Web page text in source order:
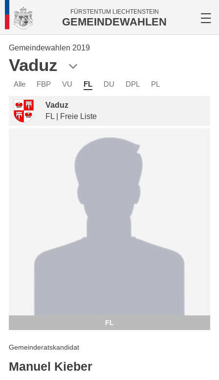
FÜRSTENTUM LIECHTENSTEIN
GEMEINDEWAHLEN
Gemeindewahlen 2019
Vaduz
Alle FBP VU FL DU DPL PL
Vaduz
FL | Freie Liste
FL
Gemeinderatskandidat
Manuel Kieber